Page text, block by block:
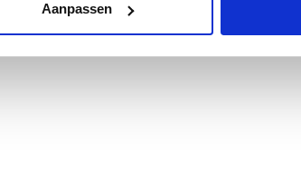
Aanpassen